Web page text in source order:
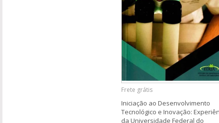
Frete grátis
Iniciação ao Desenvolvimento
Tecnológico e Inovação:
da Universidade Federal do